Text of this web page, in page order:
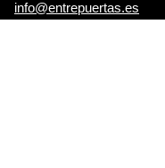
info@entrepuertas.es